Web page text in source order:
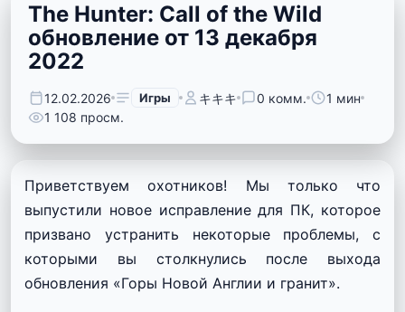
The Hunter: Call of the Wild
обновление от 13 декабря
2022
12.02.2026 Игры キキキ 0 комм.
1 мин
1 108 просм.
Приветствуем охотников! Мы только что
выпустили новое исправление для ПК, которое
призвано устранить некоторые проблемы, с
которыми вы столкнулись после выхода
обновления «Горы Новой Англии и гранит».